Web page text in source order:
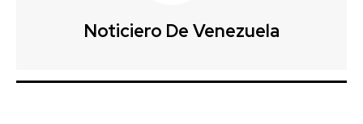
Noticiero De Venezuela